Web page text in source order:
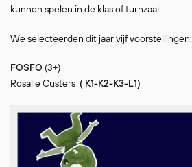
kunnen spelen in de klas of turnzaal.
We selecteerden dit jaar vijf voorstellingen:
FOSFO (3+)
Rosalie Custers ( K1-K2-K3-L1)